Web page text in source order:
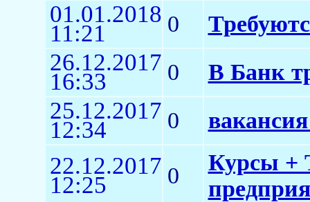
01.01.2018
11:21 0
26.12.2017
16:33 0 В Банк
25.12.2017
12:34 0
22.12.2017
12:25 0
Курсы +